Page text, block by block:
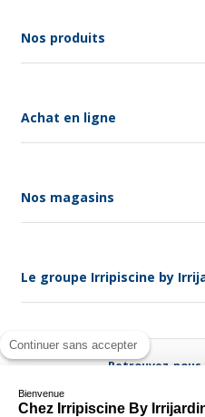
Continuer sans accepter
Bienvenue
Chez Irripiscine By
Nos produits
Achat en ligne
Nos magasins
Le groupe Irripiscine by
Retrouvez-nous